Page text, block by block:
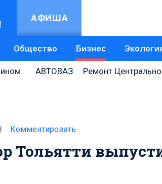
АФИША
Общество Бизнес
АВТОВАЗ Ремонт
Комментировать
Тольятти